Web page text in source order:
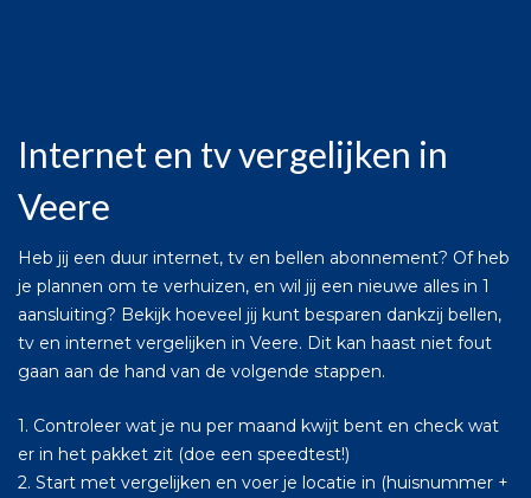
Internet en tv vergelijken in
Veere
Heb jij een duur internet, tv en bellen abonnement? Of heb
je plannen om te verhuizen, en wil jij een nieuwe alles in 1
aansluiting? Bekijk hoeveel jij kunt besparen dankzij bellen,
tv en internet vergelijken in Veere. Dit kan haast niet fout
gaan aan de hand van de volgende stappen.
1. Controleer wat je nu per maand kwijt bent en check wat
er in het pakket zit (doe een speedtest!)
2. Start met vergelijken en voer je locatie in (huisnummer +